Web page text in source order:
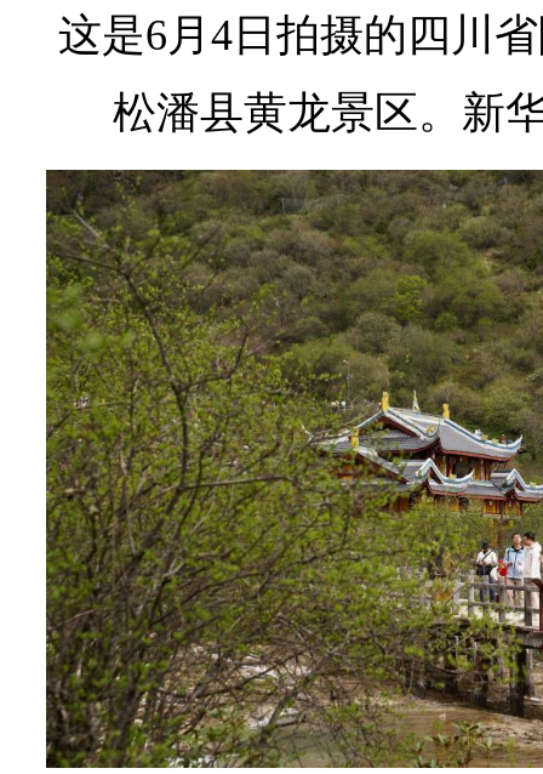
这是6月4日拍摄的四川
松潘县黄龙景区。 新